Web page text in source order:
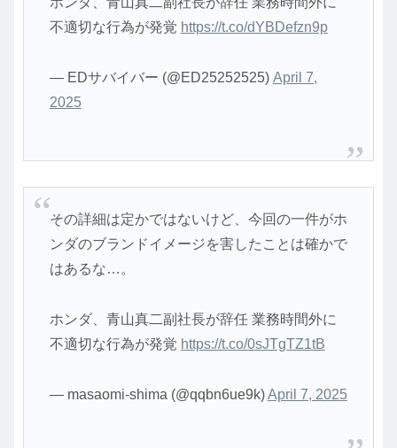
不適切な行為が発覚 https://t.co/dYBDefzn9p
— EDサバイバー (@ED25252525) April 7,
2025
その詳細は定かではないけど、今回の一件がホ
ンダのブランドイメージを害したことは確かで
はあるな…。
ホンダ、青山真二副社長が辞任 業務時間外に
不適切な行為が発覚 https://t.co/0sJTgTZ1tB
— masaomi-shima (@qqbn6ue9k)April 7, 2025